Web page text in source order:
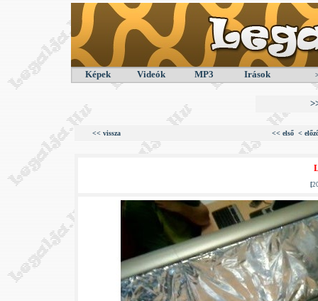
Képek Videók MP3 Irások
<< vissza << első <
[